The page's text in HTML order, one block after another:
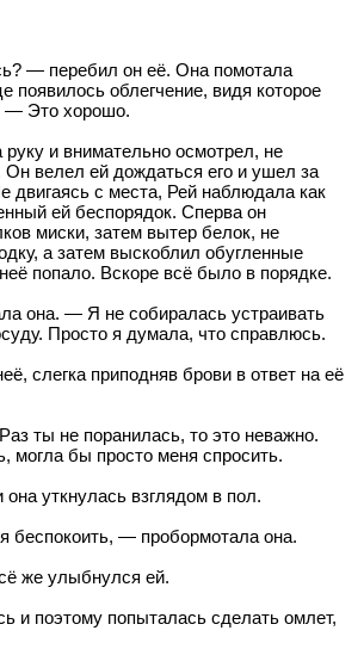
— перебил он её. Она помотала
появилось облегчение, видя которое
— Это хорошо.
и внимательно осмотрел, не
Он велел ей дождаться его и ушел за
двигаясь с места, Рей наблюдала как
ей беспорядок. Сперва он
миски, затем вытер белок, не
а затем выскоблил обугленные
неё попало. Вскоре всё было в порядке.
она. — Я не собиралась устраивать
Просто я думала, что справлюсь.
слегка приподняв брови в ответ на её
ты не поранилась, то это неважно.
могла бы просто меня спросить.
уткнулась взглядом в пол.
— пробормотала она.
же улыбнулся ей.
и поэтому попыталась сделать омлет,